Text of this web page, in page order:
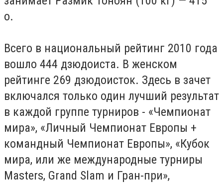
о.
Всего в национальный рейтинг 2010 года
вошло 444 дзюдоиста. В женском
рейтинге 269 дзюдоисток. Здесь в зачет
включался только один лучший результат
в каждой группе турниров - «Чемпионат
мира», «Личный Чемпионат Европы +
командный Чемпионат Европы», «Кубок
мира, или же международные турниры
Masters, Grand Slam и Гран-при»,